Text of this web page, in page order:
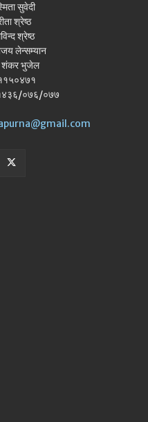
सुवेदी
श्रेष्ठ
श्रेष्ठ
लेन्सम्यान
शंकर भुजेल
१४३६/०७६/०७७